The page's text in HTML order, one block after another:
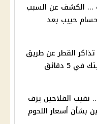
... الكشف عن السبب
حبيب بعد
القطر عن طريق
5 دقائق
نقيب الفلاحين يزف
بشأن أسعار اللحوم